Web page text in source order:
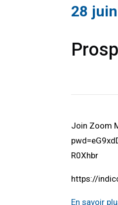
28
Join Zoom
R0Xhbr
https://
En savoir